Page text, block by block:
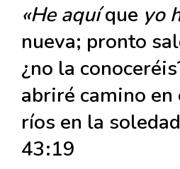
«He aquíque yo
nueva; pronto
¿no la
abriré camino
ríos en la
43:19